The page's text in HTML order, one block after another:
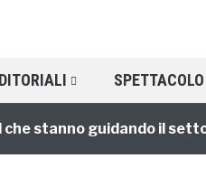
SPETTACOLO
guidando il settore